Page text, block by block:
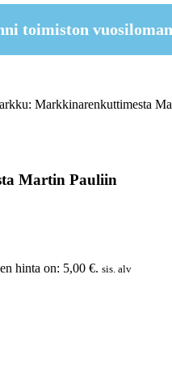
toimiston
Markkinarenkuttimesta
Martin Pauliin
hinta on: 5,00 €. sis. alv